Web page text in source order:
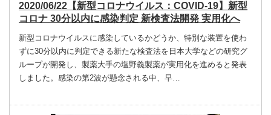
2020/06/22【新型コロナウイルス：COVID-19】新型
コロナ 30分以内に感染判定 新検査法開発 実用化へ
新型コロナウイルスに感染しているかどうか、特別な装置を使わ
ずに30分以内に判定できる新たな検査法を日本大学などの研究グ
ループが開発し、製薬大手の塩野義製薬が実用化を進めると発表
しました。感染の第2波が懸念される中、早…